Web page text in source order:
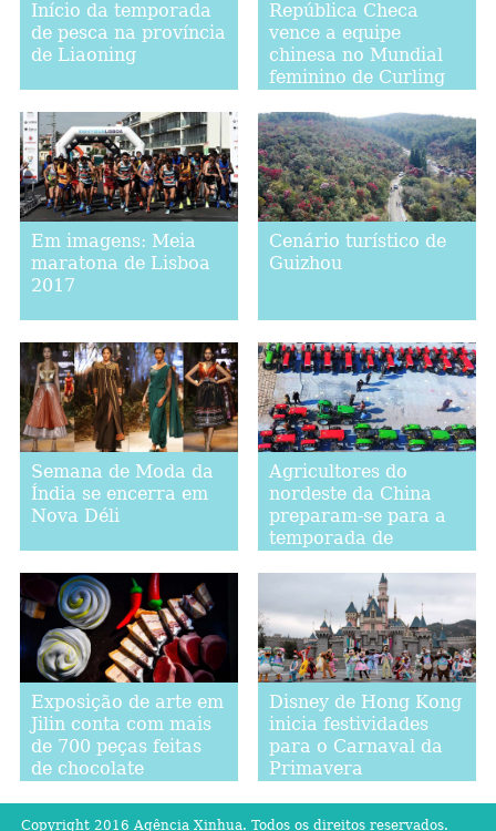
Início da temporada
de pesca na província
de Liaoning
República Checa
vence a equipe
chinesa no Mundial
feminino de Curling
Em imagens: Meia
maratona de Lisboa
2017
Cenário turístico de
Guizhou
Semana de Moda da
Índia se encerra em
Nova Déli
Agricultores do
nordeste da China
preparam-se para a
temporada de
Exposição de arte em
Jilin conta com mais
de 700 peças feitas
de chocolate
Disney de Hong Kong
inicia festividades
para o Carnaval da
Primavera
Copyright 2016 Agência Xinhua. Todos os direitos reservados.